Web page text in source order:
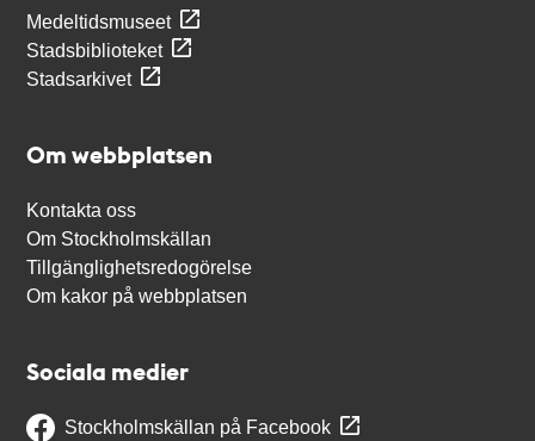
Medeltidsmuseet
Stadsbiblioteket
Stadsarkivet
Om webbplatsen
Kontakta oss
Om Stockholmskällan
Tillgänglighetsredogörelse
Om kakor på webbplatsen
Sociala medier
Stockholmskällan på Facebook